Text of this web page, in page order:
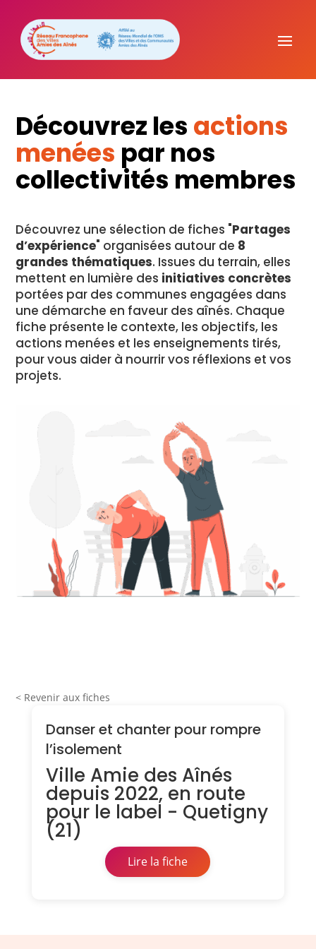
Découvrez les actions
menées par nos
collectivités membres
Découvrez une sélection de fiches "Partages
d’expérience" organisées autour de 8
grandes thématiques. Issues du terrain, elles
mettent en lumière des initiatives concrètes
portées par des communes engagées dans
une démarche en faveur des aînés. Chaque
fiche présente le contexte, les objectifs, les
actions menées et les enseignements tirés,
pour vous aider à nourrir vos réflexions et vos
projets.
< Revenir aux fiches
Danser et chanter pour rompre
l’isolement
Ville Amie des Aînés
depuis 2022, en route
pour le label - Quetigny
(21)
Lire la fiche